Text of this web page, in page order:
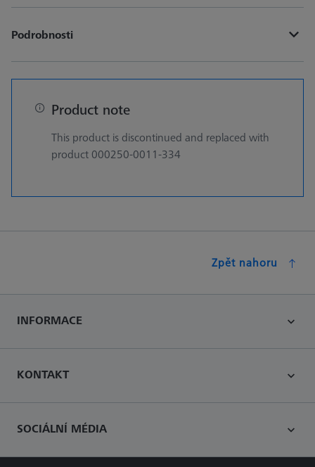
Podrobnosti
Product note
This product is discontinued and replaced with
product 000250-0011-334
Zpět nahoru
INFORMACE
KONTAKT
SOCIÁLNÍ MÉDIA